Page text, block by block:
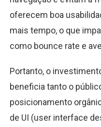
oferecem boa
mais tempo, o que
como bounce rate e
Portanto, o
beneficia tanto o
posicionamento
de UI (user interface